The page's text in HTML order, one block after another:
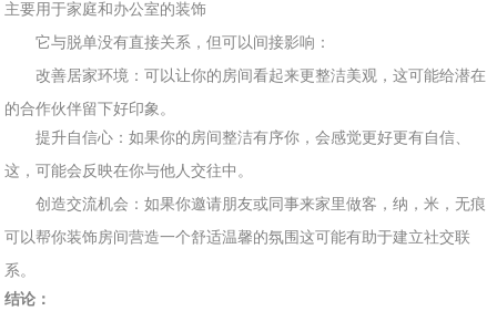
主要用于家庭和办公室的装饰
它与脱单没有直接关系，但可以间接影响：
改善居家环境：可以让你的房间看起来更整洁美观 ，这可能给潜在
的合作伙伴留下好印象。
提升自信心：如果你的房间整洁有序你 ，会感觉更好更有自信、
这，可能会反映在你与他人交往中。
创造交流机会：如果你邀请朋友或同事来家里做客，纳，米，无痕
可以帮你装饰房间营造一个舒适温馨的氛围这可能有助于建立社交联
系。
结论：